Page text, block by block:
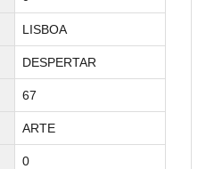
LISBOA
DESPERTAR
67
ARTE
0